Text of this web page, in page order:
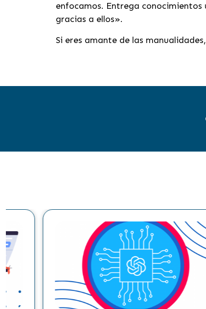
enfocamos. Entrega
gracias a ellos».
Si eres amante de las